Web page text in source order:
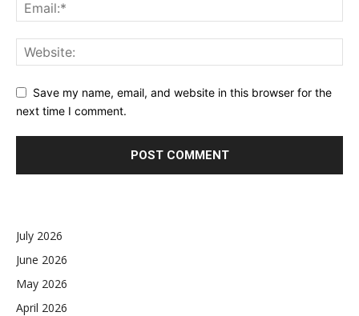
Save my name, email, and website in this browser for the
next time I comment.
July 2026
June 2026
May 2026
April 2026